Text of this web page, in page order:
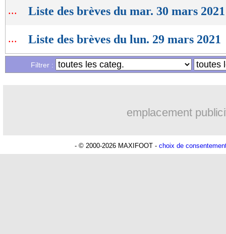
... Liste des brèves du mar. 30 mars 2021
... Liste des brèves du lun. 29 mars 2021
Filtrer :
emplacement
- © 2000-2026 MAXIFOOT - choix de